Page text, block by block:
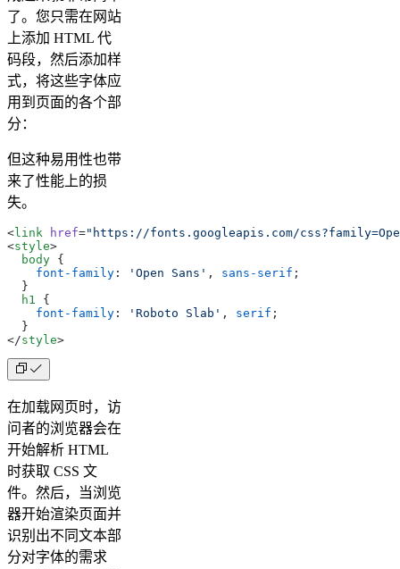
了。您只需在网站
上添加 HTML 代
码段，然后添加样
式，将这些字体应
用到页面的各个部
分：
但这种易用性也带
来了性能上的损
失。
<link href="https://fonts.googleapis.com/
<style>
  body
{
    font-family
: 'Open Sans' , sans-serif ;
  }
  h1
{
    font-family
: 'Roboto Slab' , serif ;
  }
</style>
在加载网页时，访
问者的浏览器会在
开始解析 HTML
时获取 CSS 文
件。然后，当浏览
器开始渲染页面并
识别出不同文本部
分对字体的需求